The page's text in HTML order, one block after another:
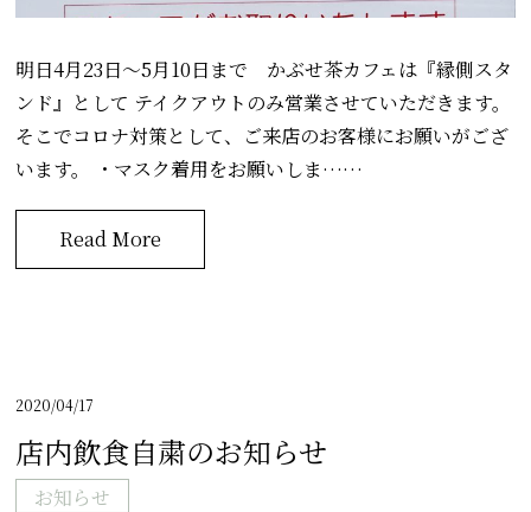
明日4月23日～5月10日まで かぶせ茶カフェは『縁側スタ
ンド』として テイクアウトのみ営業させていただきます。
そこでコロナ対策として、ご来店のお客様にお願いがござ
います。 ・マスク着用をお願いしま……
Read More
2020/04/17
店内飲食自粛のお知らせ
お知らせ